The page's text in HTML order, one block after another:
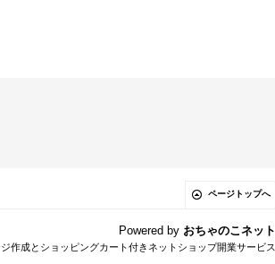
ページトップへ
Powered by おちゃのこネット
作成とショッピングカート付きネットショップ開業サービス